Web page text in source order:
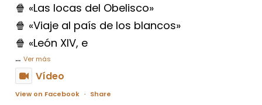
🍿 «Las locas del Obelisco»
🍿 «Viaje al país de los blancos»
🍿 «León XIV, e
... Ver más
Vídeo
View on Facebook · Share